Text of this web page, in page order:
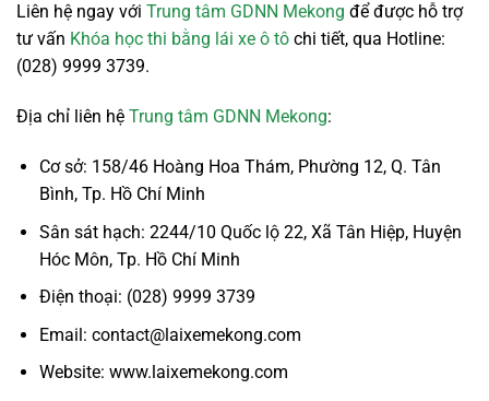
Liên hệ ngay với Trung tâm GDNN Mekong để được hỗ trợ
tư vấn Khóa học thi bằng lái xe ô tô chi tiết, qua Hotline:
(028) 9999 3739.
Địa chỉ liên hệ Trung tâm GDNN Mekong:
Cơ sở: 158/46 Hoàng Hoa Thám, Phường 12, Q. Tân
Bình, Tp. Hồ Chí Minh
Sân sát hạch: 2244/10 Quốc lộ 22, Xã Tân Hiệp, Huyện
Hóc Môn, Tp. Hồ Chí Minh
Điện thoại: (028) 9999 3739
Email: contact@laixemekong.com
Website: www.laixemekong.com